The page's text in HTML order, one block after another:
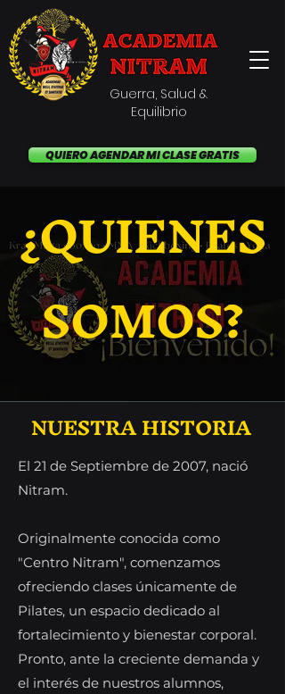
Guerra, Salud &
Equilibrio
'
QUIERO AGENDAR MI CLASE GRATIS
¿QUIENES
SOMOS?
NUESTRA HISTORIA
El 21 de Septiembre de 2007, nació
Nitram.
Originalmente conocida como
"Centro Nitram", comenzamos
ofreciendo clases únicamente de
Pilates, un espacio dedicado al
fortalecimiento y bienestar corporal.
Pronto, ante la creciente demanda y
el interés de nuestros alumnos,